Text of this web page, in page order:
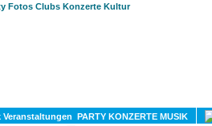
PARTY KONZERTE MUSIK